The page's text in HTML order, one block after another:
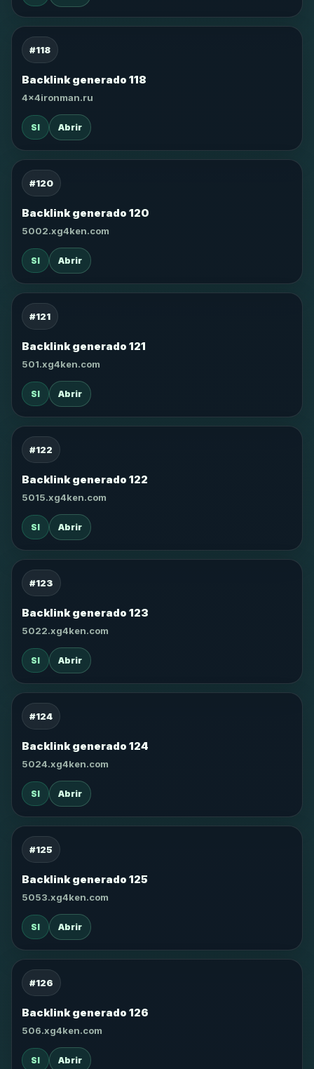
#118
Backlink generado 118
4x4ironman.ru
SI Abrir
#120
Backlink generado 120
5002.xg4ken.com
SI Abrir
#121
Backlink generado 121
501.xg4ken.com
SI Abrir
#122
Backlink generado 122
5015.xg4ken.com
SI Abrir
#123
Backlink generado 123
5022.xg4ken.com
SI Abrir
#124
Backlink generado 124
5024.xg4ken.com
SI Abrir
#125
Backlink generado 125
5053.xg4ken.com
SI Abrir
#126
Backlink generado 126
506.xg4ken.com
SI Abrir